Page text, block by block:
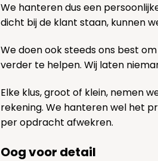
We hanteren dus een
dicht bij de klant staan, kunnen
We doen ook steeds ons best
verder te helpen. Wij laten
Elke klus, groot of klein, nemen
rekening. We hanteren wel het
per opdracht afwekren.
Oog voor detail